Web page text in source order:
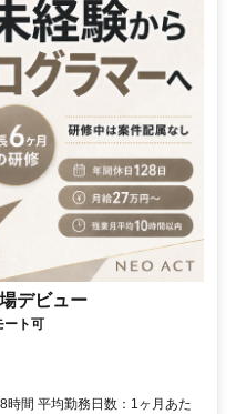
デビュー
ート可
時間 平均勤務日数：1ヶ月あた